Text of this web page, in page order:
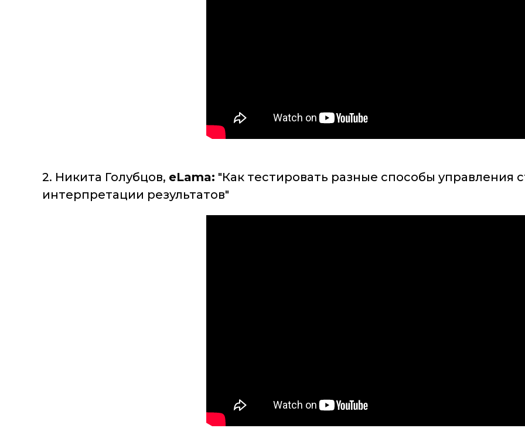
2. Никита Голубцов, eLama: "Как тестировать разные способы управления
интерпретации результатов"